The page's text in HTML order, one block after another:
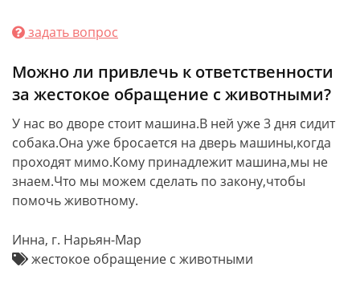
задать вопрос
Можно ли привлечь к ответственности
за жестокое обращение с животными?
У нас во дворе стоит машина.В ней уже 3 дня сидит
собака.Она уже бросается на дверь машины,когда
проходят мимо.Кому принадлежит машина,мы не
знаем.Что мы можем сделать по закону,чтобы
помочь животному.
Инна, г. Нарьян-Мар
жестокое обращение с животными